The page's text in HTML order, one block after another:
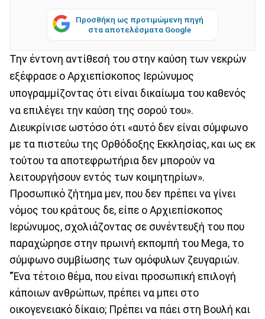
Προσθήκη ως προτιμώμενη πηγή
στα αποτελέσματα Google
Την έντονη αντίθεσή του στην καύση των νεκρών
εξέφρασε ο Αρχιεπίσκοπος Ιερώνυμος
υπογραμμίζοντας ότι είναι δικαίωμα του καθενός
να επιλέγει την καύση της σορού του».
Διευκρίνισε ωστόσο ότι «αυτό δεν είναι σύμφωνο
με τα πιστεύω της Ορθόδοξης Εκκλησίας, και ως εκ
τούτου τα αποτεφρωτήρια δεν μπορούν να
λειτουργήσουν εντός των κοιμητηρίων».
Προσωπικό ζήτημα μεν, που δεν πρέπει να γίνει
νόμος του κράτους δε, είπε ο Αρχιεπίσκοπος
Ιερώνυμος, σχολιάζοντας σε συνέντευξή του που
παραχώρησε στην πρωινή εκπομπή του Mega, το
σύμφωνο συμβίωσης των ομόφυλων ζευγαριών.
"Ένα τέτοιο θέμα, που είναι προσωπική επιλογή
κάποιων ανθρώπων, πρέπει να μπει στο
οικογενειακό δίκαιο; Πρέπει να πάει στη Βουλή και